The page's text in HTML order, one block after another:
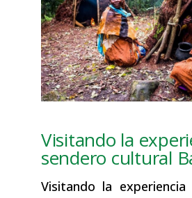
Visitando la
sendero cultural
Visitando la